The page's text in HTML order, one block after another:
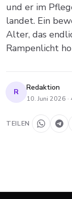
und er im
landet. Ein
Alter, das
Rampenlicht
R Redaktion
10. Juni 2026 ·
TEILEN